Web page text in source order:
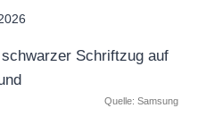
Quelle: Samsung